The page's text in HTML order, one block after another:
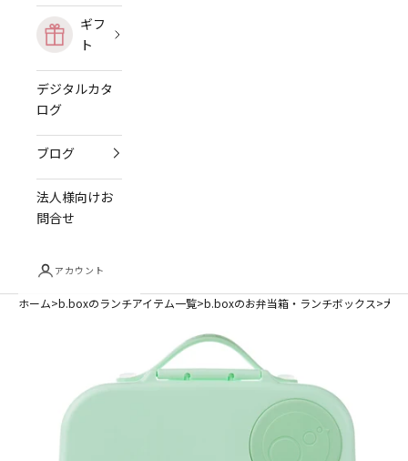
ギフ
ト
デジタルカタ
ログ
ブログ
法人様向けお
問合せ
アカウント
ホーム b.boxのランチアイテム一覧 b.boxのお弁当箱・ランチボックス 大